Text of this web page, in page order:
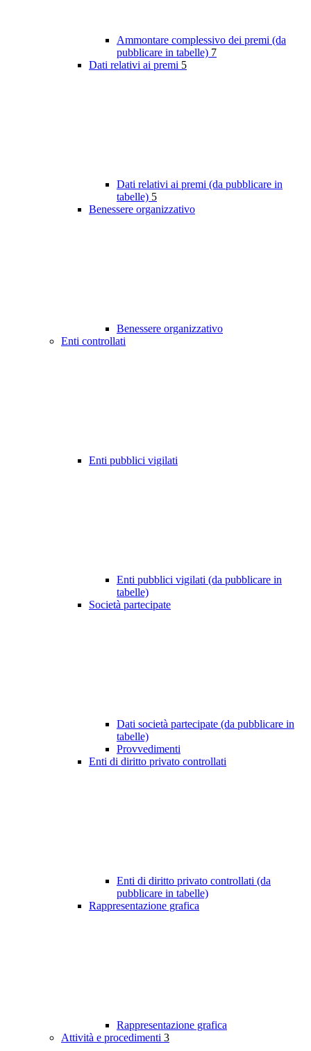
Ammontare complessivo dei premi (da
pubblicare in tabelle) 7
Dati relativi ai premi 5
Dati relativi ai premi (da pubblicare in
tabelle) 5
Benessere organizzativo
Benessere organizzativo
Enti controllati
Enti pubblici vigilati
Enti pubblici vigilati (da pubblicare in
tabelle)
Società partecipate
Dati società partecipate (da pubblicare in
tabelle)
Provvedimenti
Enti di diritto privato controllati
Enti di diritto privato controllati (da
pubblicare in tabelle)
Rappresentazione grafica
Rappresentazione grafica
Attività e procedimenti 3